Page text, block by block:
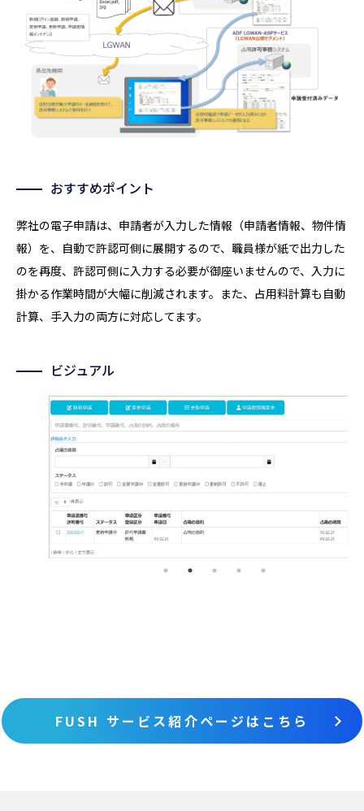
おすすめポイント
弊社の電子申請は、申請者が入力した情報（申請者情報、物件情
報）を、自動で許認可側に展開するので、職員様が紙で出力した
のを再度、許認可側に入力する必要が御座いませんので、入力に
掛かる作業時間が大幅に削減されます。また、占用料計算も自動
計算、手入力の両方に対応してます。
ビジュアル
FUSH サービス紹介ページはこちら